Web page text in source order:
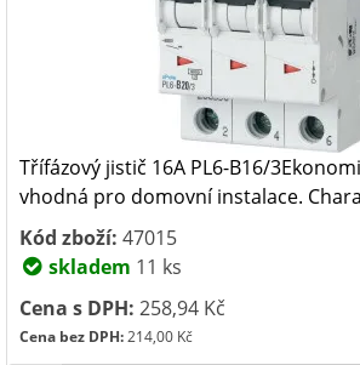
Třífázový jistič 16A PL6-B16/
vhodná pro domovní instalace.
Kód zboží: 47015
skladem 11 ks
Cena s DPH: 258,94 Kč
Cena bez DPH:214,00 Kč